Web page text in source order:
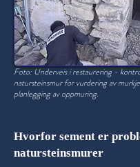
Foto: Underveis i restaurering -
natursteinsmur for vurdering av
planlegging av oppmuring.
Hvorfor sement er
natursteinsmurer